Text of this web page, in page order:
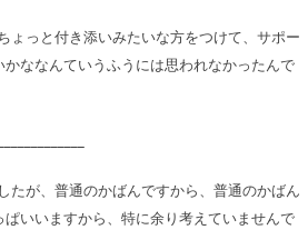
っと付き添いみたいな方をつけて、サポー
かななんていうふうには思われなかったんで
が、普通のかばんですから、普通のかばん
いいますから、特に余り考えていませんで